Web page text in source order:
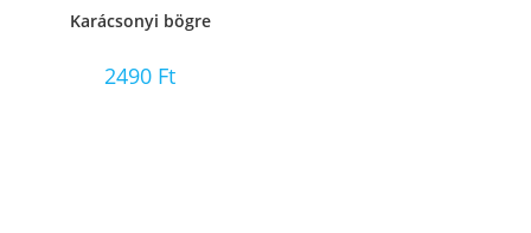
Karácsonyi bögre
2490 Ft